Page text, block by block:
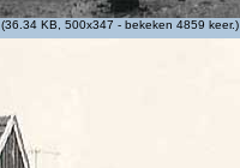
(36.34 KB, 500x347 - bekeken 4859 keer.)